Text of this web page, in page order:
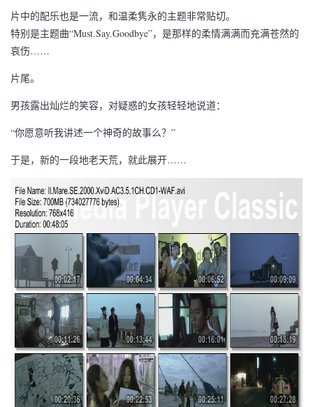
片中的配乐也是一流，和温柔隽永的主题非常贴切。
特别是主题曲“Must.Say.Goodbye”，是那样的柔情满满而充满苍然的
哀伤……
片尾。
男孩露出灿烂的笑容，对疑惑的女孩轻轻地说道：
“你愿意听我讲述一个神奇的故事么？”
于是，新的一段地老天荒，就此展开……